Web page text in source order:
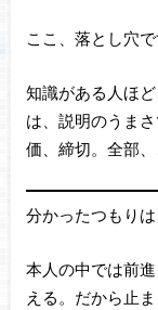
ここ、落とし穴で
知識がある人ほ
は、説明のうま
価、締切。全部
分かったつもりは
本人の中では前
える。だから止